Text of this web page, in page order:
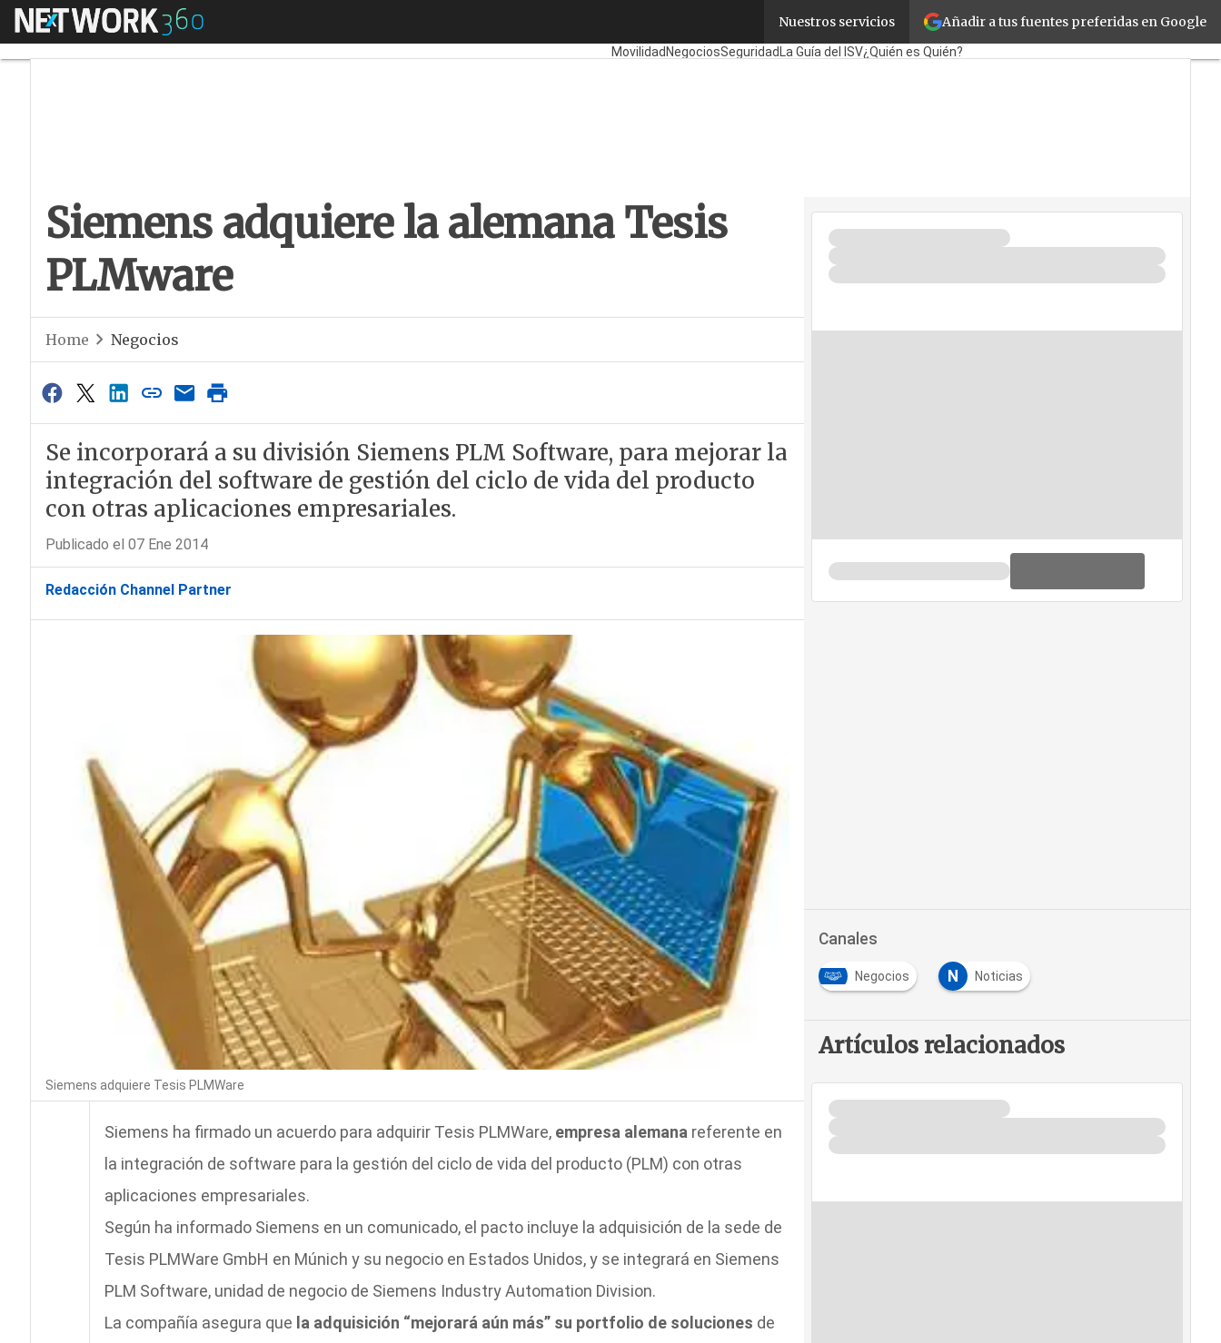
Añadir a tus fuentes preferidas en Google
Nuestros servicios
Menú TicPymesCorporateRetail
Cloud
Movilidad NegociosSeguridad La Guía del ISV¿Quién es Quién?
Siemens adquiere la alemana Tesis
PLMware
Home Negocios
Se incorporará a su división Siemens PLM Software, para mejorar la
integración del software de gestión del ciclo de vida del producto
con otras aplicaciones empresariales.
Publicado el 07 Ene 2014
Redacción Channel Partner
Siemens adquiere Tesis PLMWare
Siemens ha firmado un acuerdo para adquirir Tesis PLMWare, empresa alemana referente en
la integración de software para la gestión del ciclo de vida del producto (PLM) con otras
aplicaciones empresariales.
Según ha informado Siemens en un comunicado, el pacto incluye la adquisición de la sede de
Tesis PLMWare GmbH en Múnich y su negocio en Estados Unidos, y se integrará en Siemens
PLM Software, unidad de negocio de Siemens Industry Automation Division.
La compañía asegura que la adquisición “mejorará aún más” su portfolio de soluciones de
Canales
Negocios N Noticias
Artículos relacionados